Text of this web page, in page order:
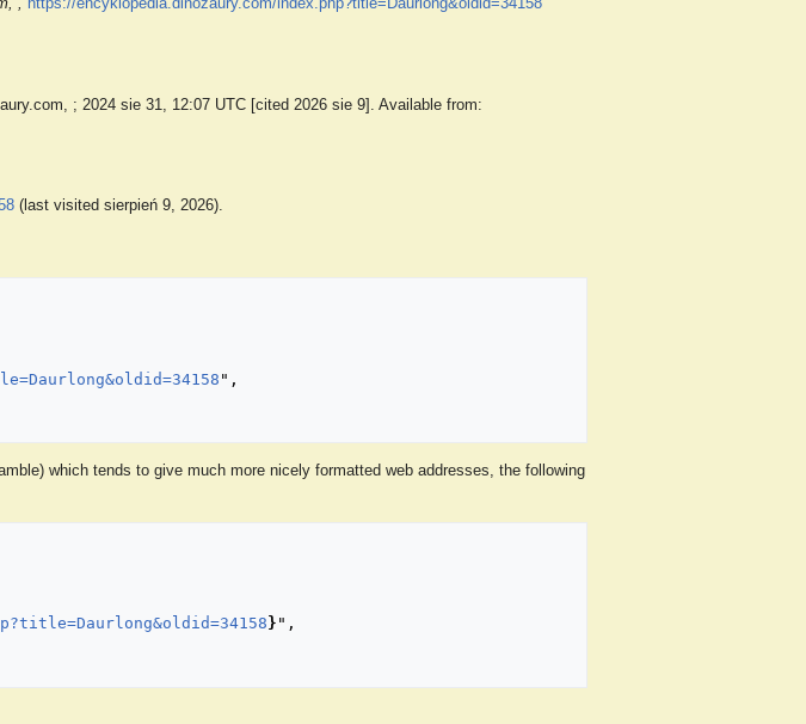
, https://encyklopedia.dinozaury.com/index.php?title=Daurlong&oldid=34158
; 2024 sie 31, 12:07 UTC [cited 2026 sie 9]. Available from:
(last visited sierpień 9, 2026).
",
which tends to give much more nicely formatted web addresses, the following
} ",